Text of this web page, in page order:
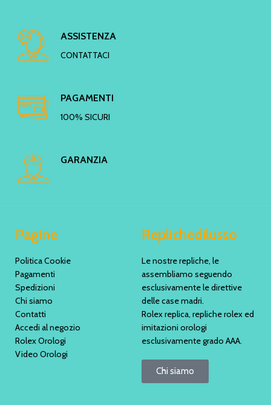
ASSISTENZA
CONTATTACI
PAGAMENTI
100% SICURI
GARANZIA
Pagine
Politica Cookie
Pagamenti
Spedizioni
Chi siamo
Contatti
Accedi al negozio
Rolex Orologi
Video Orologi
Replichedilusso
Le nostre repliche, le
assembliamo seguendo
esclusivamente le direttive
delle case madri.
Rolex replica, repliche rolex ed
imitazioni orologi
esclusivamente grado AAA.
Chi siamo